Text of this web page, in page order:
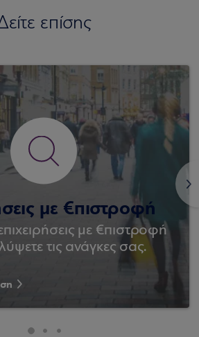
επίσης
με €πιστροφή
με €πιστροφή
τις ανάγκες σας.
>